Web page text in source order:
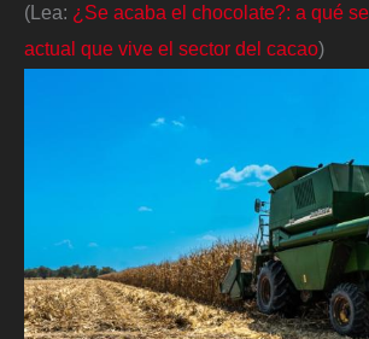
(Lea: ¿Se acaba el chocolate?: a qué
actual que vive el sector del cacao)